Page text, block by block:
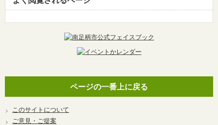
ページの一番上に戻る
このサイトについて
ご意見・ご提案